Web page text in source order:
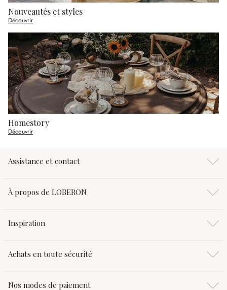
Nouveautés et styles
Découvrir
Homestory
Découvrir
Assistance et contact
À propos de LOBERON
Inspiration
Achats en toute sécurité
Nos modes de paiement